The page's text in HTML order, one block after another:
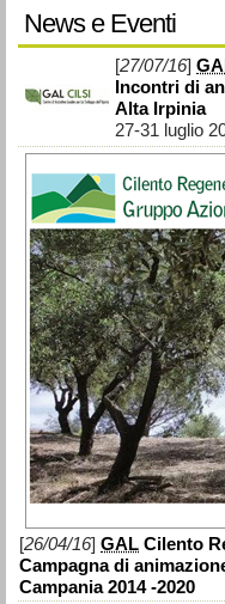
News e Eventi
[27/07/16]
Incontri di
Alta Irpinia
27-31 luglio
[26/04/16] GAL Cilento
Campagna di
Campania 2014 -2020